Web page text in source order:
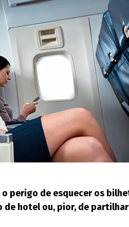
perigo de esquecer os
hotel ou, pior, de